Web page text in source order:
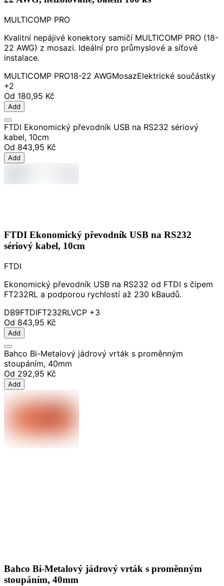
MULTICOMP PRO
Kvalitní nepájivé konektory samičí MULTICOMP PRO (18-
22 AWG) z mosazi. Ideální pro průmyslové a síťové
instalace.
MULTICOMP PRO18-22 AWGMosazElektrické součástky
+2
Od 180,95 Kč
Add
FTDI Ekonomický převodník USB na RS232 sériový
kabel, 10cm
Od 843,95 Kč
Add
FTDI Ekonomický převodník USB na RS232
sériový kabel, 10cm
FTDI
Ekonomický převodník USB na RS232 od FTDI s čipem
FT232RL a podporou rychlostí až 230 kBaudů.
DB9FTDIFT232RLVCP +3
Od 843,95 Kč
Add
Bahco Bi-Metalový jádrový vrták s proměnným
stoupáním, 40mm
Od 292,95 Kč
Add
Bahco Bi-Metalový jádrový vrták s proměnným
stoupáním, 40mm